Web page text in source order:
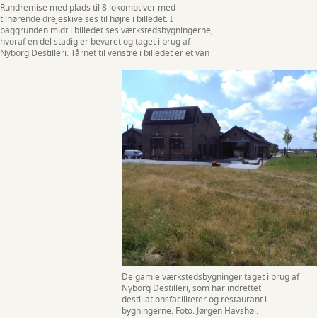
Rundremise med plads til 8 lokomotiver med
tilhørende drejeskive ses til højre i billedet. I
baggrunden midt i billedet ses værkstedsbygningerne,
hvoraf en del stadig er bevaret og taget i brug af
Nyborg Destilleri. Tårnet til venstre i billedet er et van
De gamle værkstedsbygninger taget i brug af
Nyborg Destilleri, som har indrettet
destillationsfaciliteter og restaurant i
bygningerne. Foto: Jørgen Havshøi.